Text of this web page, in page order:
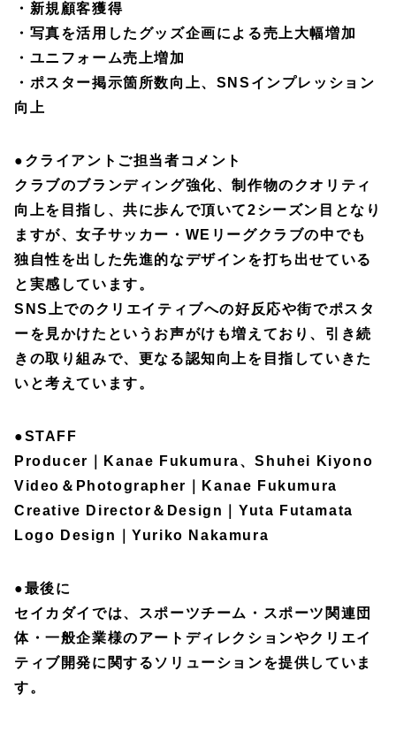
・新規顧客獲得
・写真を活用したグッズ企画による売上大幅増加
・ユニフォーム売上増加
・ポスター掲示箇所数向上、SNSインプレッション
向上
● クライアントご担当者コメント
クラブのブランディング強化、制作物のクオリティ
向上を目指し、共に歩んで頂いて2シーズン目となり
ますが、女子サッカー・WEリーグクラブの中でも
独自性を出した先進的なデザインを打ち出せている
と実感しています。
SNS上でのクリエイティブへの好反応や街でポスタ
ーを見かけたというお声がけも増えており、引き続
きの取り組みで、更なる認知向上を目指していきた
いと考えています。
●STAFF
Producer｜Kanae Fukumura、Shuhei Kiyono
Video＆Photographer｜Kanae Fukumura
Creative Director＆Design｜Yuta Futamata
Logo Design｜Yuriko Nakamura
●最後に
セイカダイでは、スポーツチーム・スポーツ関連団
体・一般企業様のアートディレクションやクリエイ
ティブ開発に関するソリューションを提供していま
す。